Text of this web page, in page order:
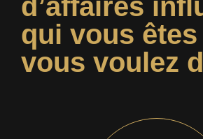
d’affaires
qui vous
vous voulez